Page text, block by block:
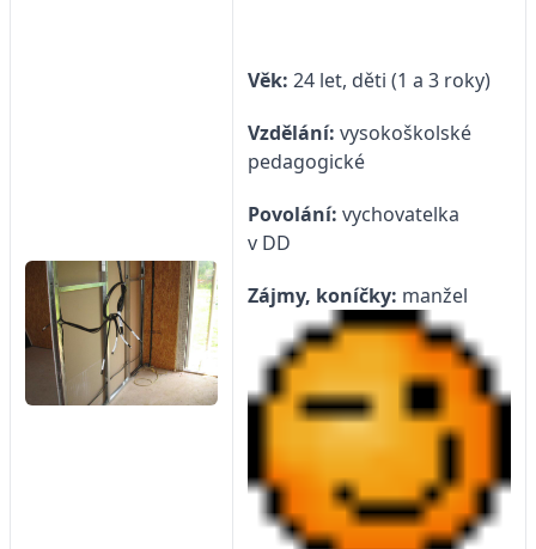
Věk: 24 let, děti (1 a 3 roky)
Vzdělání: vysokoškolské
pedagogické
Povolání: vychovatelka
v DD
Zájmy, koníčky: manžel